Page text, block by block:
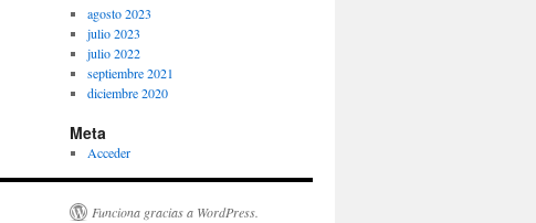
agosto 2023
julio 2023
julio 2022
septiembre 2021
diciembre 2020
Meta
Acceder
Funciona gracias a WordPress.